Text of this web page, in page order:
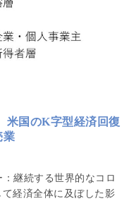
米国のK字型経済回復
業
継続する世界的なコロ
経済全体に及ぼした影